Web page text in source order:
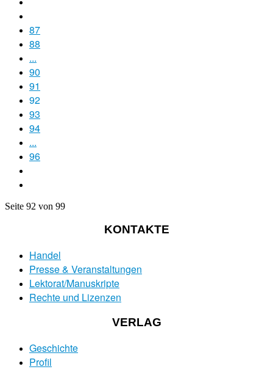
87
88
...
90
91
92
93
94
...
96
Seite 92 von 99
KONTAKTE
Handel
Presse & Veranstaltungen
Lektorat/Manuskripte
Rechte und Lizenzen
VERLAG
Geschichte
Profil